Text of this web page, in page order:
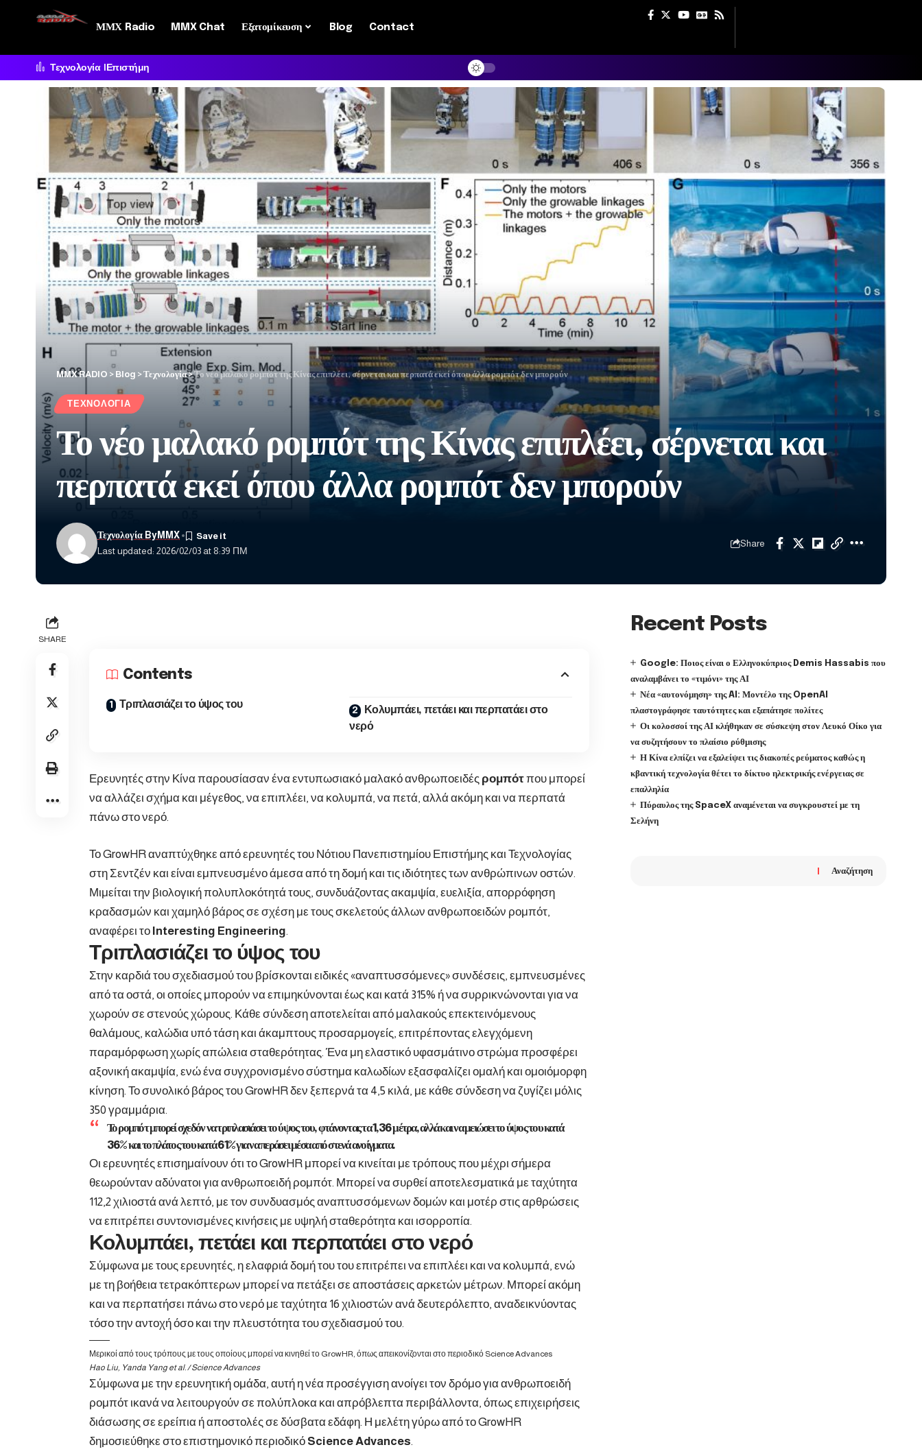
ΜΜΧ Radio MMX Chat Εξατομίκευση Blog Contact
Τεχνολογία Επιστήμη
MMX RADIO > Blog >Τεχνολογία>Το νέο μαλακό ρομπότ της Κίνας επιπλέει, σέρνεται και περπατά εκεί όπου άλλα ρομπότ δεν μπορούν
ΤΕΧΝΟΛΟΓΊΑ
Το νέο μαλακό ρομπότ της Κίνας επιπλέει, σέρνεται και
περπατά εκεί όπου άλλα ρομπότ δεν μπορούν
Last updated: 2026/02/03 at 8:39 ΠΜ
Τεχνολογία ByMMX
Share
SHARE
Contents
Τριπλασιάζει το ύψος του
Κολυμπάει, πετάει και περπατάει στο
νερό
Ερευνητές στην Κίνα παρουσίασαν ένα εντυπωσιακό μαλακό ανθρωποειδές ρομπότπου μπορεί
να αλλάζει σχήμα και μέγεθος, να επιπλέει, να κολυμπά, να πετά, αλλά ακόμη και να περπατά
πάνω στο νερό.
Το GrowHR αναπτύχθηκε από ερευνητές του Νότιου Πανεπιστημίου Επιστήμης και Τεχνολογίας
στη Σεντζέν και είναι εμπνευσμένο άμεσα από τη δομή και τις ιδιότητες των ανθρώπινων οστών.
Μιμείται την βιολογική πολυπλοκότητά τους, συνδυάζοντας ακαμψία, ευελιξία, απορρόφηση
κραδασμών και χαμηλό βάρος σε σχέση με τους σκελετούς άλλων ανθρωποειδών ρομπότ,
αναφέρει το Interesting Engineering.
Τριπλασιάζει το ύψος του
Στην καρδιά του σχεδιασμού του βρίσκονται ειδικές «αναπτυσσόμενες» συνδέσεις, εμπνευσμένες
από τα οστά, οι οποίες μπορούν να επιμηκύνονται έως και κατά 315% ή να συρρικνώνονται για να
χωρούν σε στενούς χώρους. Κάθε σύνδεση αποτελείται από μαλακούς επεκτεινόμενους
θαλάμους, καλώδια υπό τάση και άκαμπτους προσαρμογείς, επιτρέποντας ελεγχόμενη
παραμόρφωση χωρίς απώλεια σταθερότητας. Ένα μη ελαστικό υφασμάτινο στρώμα προσφέρει
αξονική ακαμψία, ενώ ένα συγχρονισμένο σύστημα καλωδίων εξασφαλίζει ομαλή και ομοιόμορφη
κίνηση. Το συνολικό βάρος του GrowHR δεν ξεπερνά τα 4,5 κιλά, με κάθε σύνδεση να ζυγίζει μόλις
350 γραμμάρια.
Το ρομπότ μπορεί σχεδόν να τριπλασιάσει το ύψος του, φτάνοντας τα 1,36 μέτρα, αλλά και να μειώσει το ύψος του κατά
36% και το πλάτος του κατά 61% για να περάσει μέσα από στενά ανοίγματα.
Οι ερευνητές επισημαίνουν ότι το GrowHR μπορεί να κινείται με τρόπους που μέχρι σήμερα
θεωρούνταν αδύνατοι για ανθρωποειδή ρομπότ. Μπορεί να συρθεί αποτελεσματικά με ταχύτητα
112,2 χιλιοστά ανά λεπτό, με τον συνδυασμός αναπτυσσόμενων δομών και μοτέρ στις αρθρώσεις
να επιτρέπει συντονισμένες κινήσεις με υψηλή σταθερότητα και ισορροπία.
Κολυμπάει, πετάει και περπατάει στο νερό
Σύμφωνα με τους ερευνητές, η ελαφριά δομή του του επιτρέπει να επιπλέει και να κολυμπά, ενώ
με τη βοήθεια τετρακόπτερων μπορεί να πετάξει σε αποστάσεις αρκετών μέτρων. Μπορεί ακόμη
και να περπατήσει πάνω στο νερό με ταχύτητα 16 χιλιοστών ανά δευτερόλεπτο, αναδεικνύοντας
τόσο την αντοχή όσο και την πλευστότητα του σχεδιασμού του.
Μερικοί από τους τρόπους με τους οποίους μπορεί να κινηθεί το GrowHR, όπως απεικονίζονται στο περιοδικό Science Advances
Hao Liu, Yanda Yang et al. / Science Advances
Σύμφωνα με την ερευνητική ομάδα, αυτή η νέα προσέγγιση ανοίγει τον δρόμο για ανθρωποειδή
ρομπότ ικανά να λειτουργούν σε πολύπλοκα και απρόβλεπτα περιβάλλοντα, όπως επιχειρήσεις
διάσωσης σε ερείπια ή αποστολές σε δύσβατα εδάφη. Η μελέτη γύρω από το GrowHR
δημοσιεύθηκε στο επιστημονικό περιοδικό Science Advances.
Recent Posts
Google: Ποιος είναι ο Ελληνοκύπριος Demis Hassabis που
αναλαμβάνει το «τιμόνι» της ΑΙ
Νέα «αυτονόμηση» της AI: Μοντέλο της OpenAI
πλαστογράφησε ταυτότητες και εξαπάτησε πολίτες
Οι κολοσσοί της ΑΙ κλήθηκαν σε σύσκεψη στον Λευκό Οίκο για
να συζητήσουν το πλαίσιο ρύθμισης
Η Κίνα ελπίζει να εξαλείψει τις διακοπές ρεύματος καθώς η
κβαντική τεχνολογία θέτει το δίκτυο ηλεκτρικής ενέργειας σε
επαλληλία
Πύραυλος της SpaceX αναμένεται να συγκρουστεί με τη
Σελήνη
Αναζήτηση